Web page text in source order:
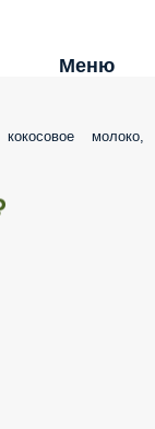
Меню
молоко,